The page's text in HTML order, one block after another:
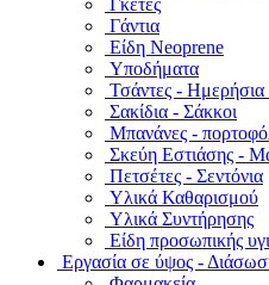
Γκέτες
Γάντια
Είδη Neoprene
Υποδήματα
Τσάντες - Ημερήσια
Σακίδια - Σάκκοι
Μπανάνες -
Σκεύη Εστιάσης -
Πετσέτες - Σεντόνια
Υλικά Καθαρισμού
Υλικά Συντήρησης
Είδη προσωπικής
Εργασία σε ύψος -